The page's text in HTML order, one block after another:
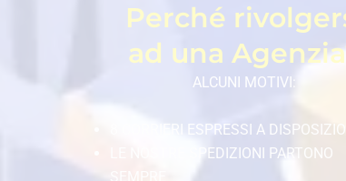
Perché
ad una
ALCUNI MOTIVI:
8 CORRIERI ESPRESSI A
LE NOSTRE SPEDIZIONI PARTONO